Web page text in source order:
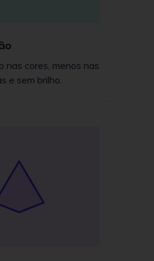
nas cores, menos nas
e sem brilho.